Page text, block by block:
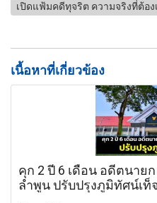
เปิดแฟ้มคดีทุจริต ความจริงที่ต้อง
เนื้อหาที่เกี่ยวข้อง
คุก 2 ปี 6 เดือน อดีตนาย
ลำพูน ปรับปรุงภูมิทัศน์เท็จ